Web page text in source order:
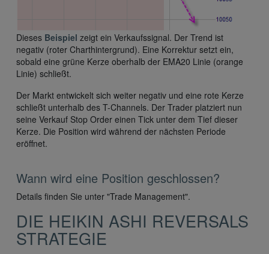
Dieses Beispiel zeigt ein Verkaufssignal. Der Trend ist
negativ (roter Charthintergrund). Eine Korrektur setzt ein,
sobald eine grüne Kerze oberhalb der EMA20 Linie (orange
Linie) schließt.
Der Markt entwickelt sich weiter negativ und eine rote Kerze
schließt unterhalb des T-Channels. Der Trader platziert nun
seine Verkauf Stop Order einen Tick unter dem Tief dieser
Kerze. Die Position wird während der nächsten Periode
eröffnet.
Wann wird eine Position geschlossen?
Details finden Sie unter "Trade Management".
DIE HEIKIN ASHI REVERSALS
STRATEGIE